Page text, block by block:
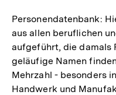
Personendatenbank:
aus allen beruflichen
aufgeführt, die damals
geläufige Namen
Mehrzahl - besonders
Handwerk und